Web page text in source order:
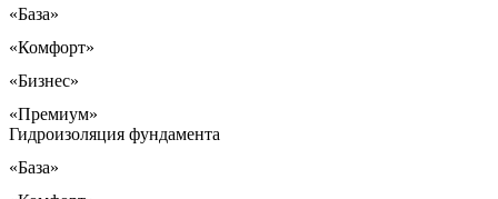
«База»
«Комфорт»
«Бизнес»
«Премиум»
Гидроизоляция фундамента
«База»